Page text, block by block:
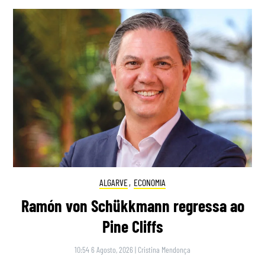
ALGARVE, ECONOMIA
Ramón von Schükkmann regressa ao
Pine Cliffs
10:54 6 Agosto, 2026 | Cristina Mendonça